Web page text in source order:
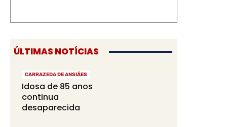
ÚLTIMAS NOTÍCIAS
CARRAZEDA DE ANSIÃES
Idosa de 85 anos
continua
desaparecida